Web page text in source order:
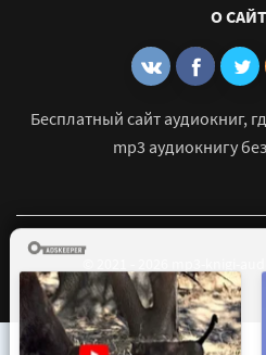
О
Бесплатный сайт аудиокниг,
mp3 аудиокнигу